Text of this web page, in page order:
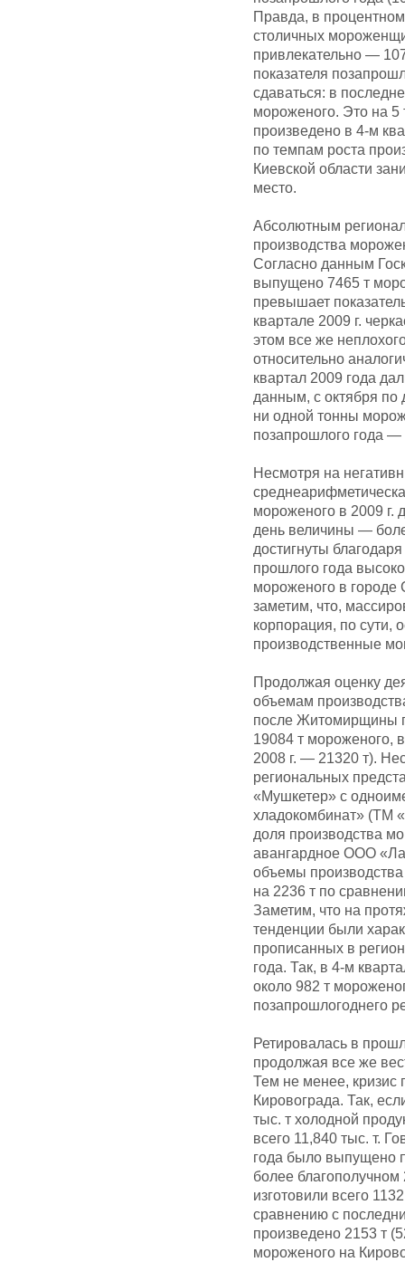
Правда, в
столичных
привлекательно —
показателя
сдаваться: в
мороженого. Это на
произведено в 4-м
по темпам роста
Киевской области
место.
Абсолютным
производства
Согласно данным
выпущено 7465 т
превышает
квартале 2009 г.
этом все же
относительно
квартал 2009 года
данным, с октября по
ни одной тонны
позапрошлого года —
Несмотря на
мороженого в 2009 г.
день величины —
достигнуты
прошлого года
мороженого в
заметим, что,
корпорация, по сути,
производственные
Продолжая оценку
объемам
после Житомирщины
19084 т мороженого,
2008 г. — 21320 т).
региональных
«Мушкетер» с
хладокомбинат» (ТМ
доля производства
авангардное ООО
объемы производства
на 2236 т по
Заметим, что на
тенденции были
прописанных в
года. Так, в 4-м
около 982 т
позапрошлогоднего
Ретировалась в
продолжая все же
Тем не менее, кризис
Кировограда. Так,
тыс. т холодной
всего 11,840 тыс. т.
года было выпущено
более благополучном
изготовили всего
сравнению с
произведено 2153 т
мороженого на